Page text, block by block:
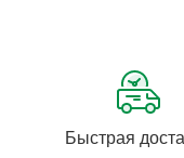
Тройной весовой
Быстрая